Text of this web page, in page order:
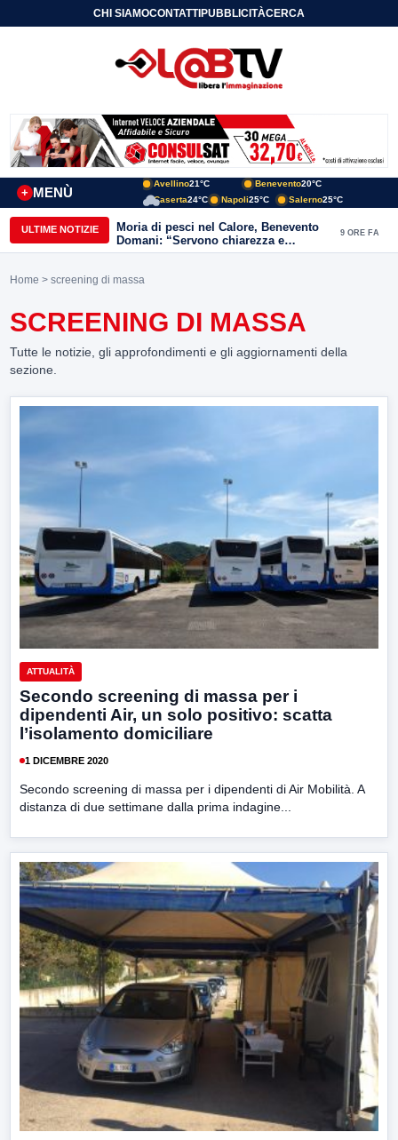
CHI SIAMOCONTATTIPUBBLICITÀCERCA
MENÙ
+
Avellino21°C Benevento20°C
Caserta24°C Napoli25°C Salerno25°C
ULTIME NOTIZIE
Moria di pesci nel Calore, Benevento
Domani: “Servono chiarezza e
approfondimenti sulla gestione
9 ORE FA
Home > screening di massa
SCREENING DI MASSA
Tutte le notizie, gli approfondimenti e gli aggiornamenti della
sezione.
ATTUALITÀ
Secondo screening di massa per i
dipendenti Air, un solo positivo: scatta
l’isolamento domiciliare
1 DICEMBRE 2020
Secondo screening di massa per i dipendenti di Air Mobilità. A
distanza di due settimane dalla prima indagine...